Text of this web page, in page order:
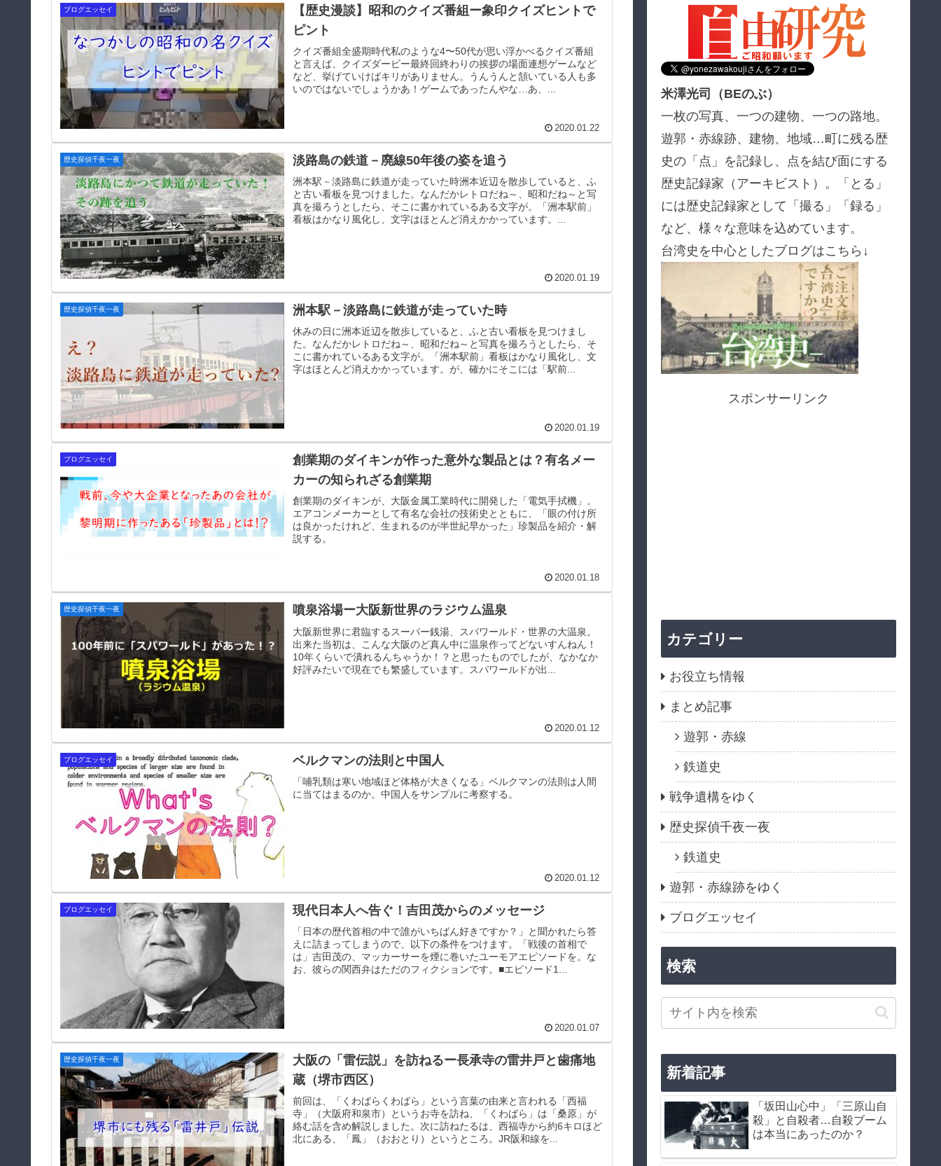
ブログエッセイ
【歴史漫談】昭和のクイズ番組ー象印クイズヒントで
ピント
クイズ番組全盛期時代私のような4〜50代が思い浮かべるクイズ番組
と言えば、クイズダービー最終回終わりの挨拶の場面連想ゲームなど
など、挙げていけばキリがありません。うんうんと頷いている人も多
いのではないでしょうかあ！ゲームであったんやな…あ、...
2020.01.22
歴史探偵千夜一夜 淡路島の鉄道－廃線50年後の姿を追う
洲本駅－淡路島に鉄道が走っていた時洲本近辺を散歩していると、ふ
と古い看板を見つけました。なんだかレトロだね～、昭和だね～と写
真を撮ろうとしたら、そこに書かれているある文字が。「洲本駅前」
看板はかなり風化し、文字はほとんど消えかかっています。...
2020.01.19
歴史探偵千夜一夜 洲本駅－淡路島に鉄道が走っていた時
休みの日に洲本近辺を散歩していると、ふと古い看板を見つけまし
た。なんだかレトロだね～、昭和だね～と写真を撮ろうとしたら、そ
こに書かれているある文字が。「洲本駅前」看板はかなり風化し、文
字はほとんど消えかかっています。が、確かにそこには「駅前...
2020.01.19
ブログエッセイ
創業期のダイキンが作った意外な製品とは？有名メー
カーの知られざる創業期
創業期のダイキンが、大阪金属工業時代に開発した「電気手拭機」。
エアコンメーカーとして有名な会社の技術史とともに、「眼の付け所
は良かったけれど、生まれるのが半世紀早かった」珍製品を紹介・解
説する。
2020.01.18
歴史探偵千夜一夜 噴泉浴場ー大阪新世界のラジウム温泉
大阪新世界に君臨するスーパー銭湯、スパワールド・世界の大温泉。
出来た当初は、こんな大阪のど真ん中に温泉作ってどないすんねん！
10年くらいで潰れるんちゃうか！？と思ったものでしたが、なかなか
好評みたいで現在でも繁盛しています。スパワールドが出...
2020.01.12
ブログエッセイ ベルクマンの法則と中国人
「哺乳類は寒い地域ほど体格が大きくなる」ベルクマンの法則は人間
に当てはまるのか。中国人をサンプルに考察する。
2020.01.12
ブログエッセイ 現代日本人へ告ぐ！吉田茂からのメッセージ
「日本の歴代首相の中で誰がいちばん好きですか？」と聞かれたら答
えに詰まってしまうので、以下の条件をつけます。「戦後の首相で
は」吉田茂の、マッカーサーを煙に巻いたユーモアエピソードを。な
お、彼らの関西弁はただのフィクションです。■エピソード1...
2020.01.07
歴史探偵千夜一夜
大阪の「雷伝説」を訪ねるー長承寺の雷井戸と歯痛地
蔵（堺市西区）
前回は、「くわばらくわばら」という言葉の由来と言われる「西福
寺」（大阪府和泉市）というお寺を訪ね、「くわばら」は「桑原」が
絡む話を含め解説しました。次に訪ねたるは、西福寺から約6キロほど
北にある、「鳳」（おおとり）というところ。JR阪和線を...
米澤光司（BEのぶ）
一枚の写真、一つの建物、一つの路地。
遊郭・赤線跡、建物、地域…町に残る歴
史の「点」を記録し、点を結び面にする
歴史記録家（アーキビスト）。「とる」
には歴史記録家として「撮る」「録る」
など、様々な意味を込めています。
台湾史を中心としたブログはこちら↓
スポンサーリンク
カテゴリー
お役立ち情報
まとめ記事
遊郭・赤線
鉄道史
戦争遺構をゆく
歴史探偵千夜一夜
鉄道史
遊郭・赤線跡をゆく
ブログエッセイ
検索
新着記事
「坂田山心中」「三原山自
殺」と自殺者…自殺ブーム
は本当にあったのか？